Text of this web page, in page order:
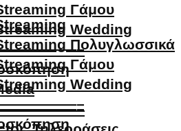
Γάμου
Wedding
Πολυγλωσσικά
Γάμου
Wedding